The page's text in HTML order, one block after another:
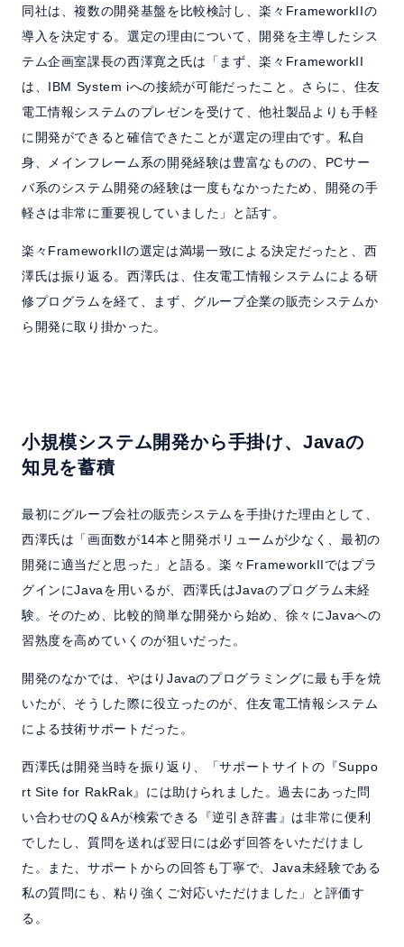
同社は、複数の開発基盤を比較検討し、楽々FrameworkIIの
導入を決定する。選定の理由について、開発を主導したシス
テム企画室課長の西澤寛之氏は「まず、楽々FrameworkII
は、IBM System iへの接続が可能だったこと。さらに、住友
電工情報システムのプレゼンを受けて、他社製品よりも手軽
に開発ができると確信できたことが選定の理由です。私自
身、メインフレーム系の開発経験は豊富なものの、PCサー
バ系のシステム開発の経験は一度もなかったため、開発の手
軽さは非常に重要視していました」と話す。
楽々FrameworkIIの選定は満場一致による決定だったと、西
澤氏は振り返る。西澤氏は、住友電工情報システムによる研
修プログラムを経て、まず、グループ企業の販売システムか
ら開発に取り掛かった。
小規模システム開発から手掛け、Javaの
知見を蓄積
最初にグループ会社の販売システムを手掛けた理由として、
西澤氏は「画面数が14本と開発ボリュームが少なく、最初の
開発に適当だと思った」と語る。楽々FrameworkIIではプラ
グインにJavaを用いるが、西澤氏はJavaのプログラム未経
験。そのため、比較的簡単な開発から始め、徐々にJavaへの
習熟度を高めていくのが狙いだった。
開発のなかでは、やはりJavaのプログラミングに最も手を焼
いたが、そうした際に役立ったのが、住友電工情報システム
による技術サポートだった。
西澤氏は開発当時を振り返り、「サポートサイトの『Suppo
rt Site for RakRak』には助けられました。過去にあった問
い合わせのQ＆Aが検索できる『逆引き辞書』は非常に便利
でしたし、質問を送れば翌日には必ず回答をいただけまし
た。また、サポートからの回答も丁寧で、Java未経験である
私の質問にも、粘り強くご対応いただけました」と評価す
る。